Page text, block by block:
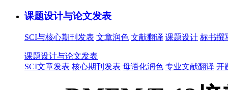
课题设计与论文发表
SCI与核心期刊发表 文章润色 文献翻译 课题设计 标书撰
课题设计与论文发表
SCI文章发表 核心期刊发表 母语化润色 专业文献翻译 开